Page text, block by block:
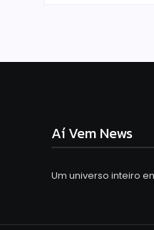
Aí Vem News
Um universo inteiro